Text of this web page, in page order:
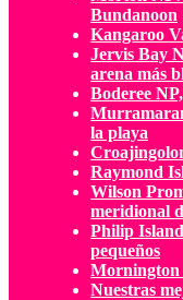
Bundanoon
Kangaroo
Jervis Bay
arena más
Boderee
la playa
Raymond
Wilson
meridional
Philip
pequeños
Mornington
Nuestras